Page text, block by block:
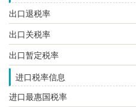
出口退税率
出口关税率
出口暂定税率
进口税率信息
进口最惠国税率